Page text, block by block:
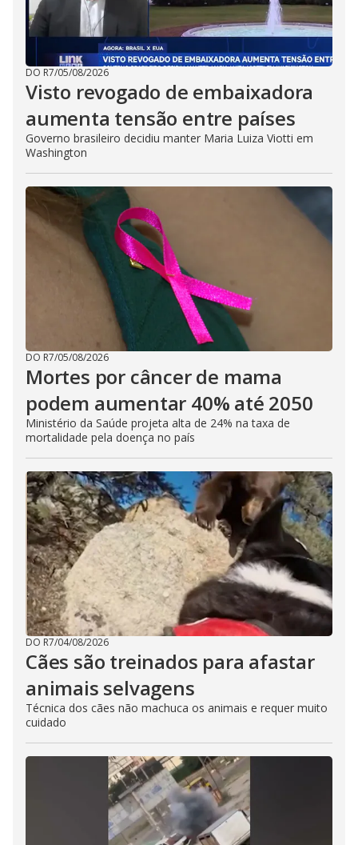
DO R7/05/08/2026
Visto revogado de embaixadora
aumenta tensão entre países
Governo brasileiro decidiu manter Maria Luiza Viotti em
Washington
DO R7/05/08/2026
Mortes por câncer de mama
podem aumentar 40% até 2050
Ministério da Saúde projeta alta de 24% na taxa de
mortalidade pela doença no país
DO R7/04/08/2026
Cães são treinados para afastar
animais selvagens
Técnica dos cães não machuca os animais e requer muito
cuidado